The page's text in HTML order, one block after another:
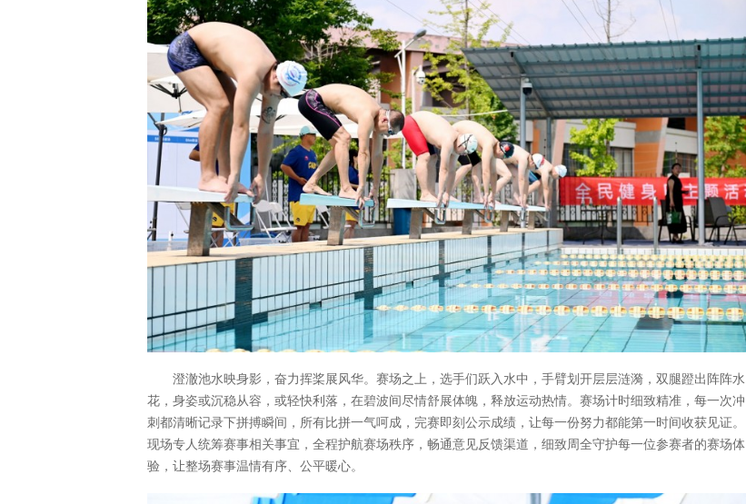
澄澈池水映身影，奋力挥桨展风华。赛场之上，选手们跃入水中，手臂划开层层涟漪，双腿蹬出阵阵水
花，身姿或沉稳从容，或轻快利落，在碧波间尽情舒展体魄，释放运动热情。赛场计时细致精准，每一次冲
刺都清晰记录下拼搏瞬间，所有比拼一气呵成，完赛即刻公示成绩，让每一份努力都能第一时间收获见证。
现场专人统筹赛事相关事宜，全程护航赛场秩序，畅通意见反馈渠道，细致周全守护每一位参赛者的赛场体
验，让整场赛事温情有序、公平暖心。